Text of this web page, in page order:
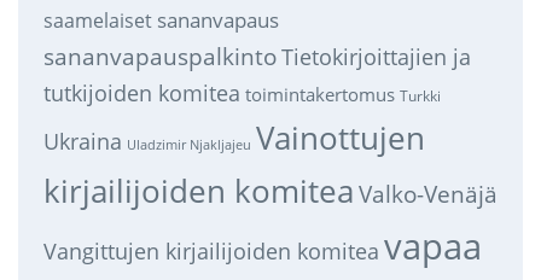
saamelaiset sananvapaus
sananvapauspalkintoTietokirjoittajien ja
tutkijoiden komitea toimintakertomus Turkki
Ukraina Uladzimir Njakljajeu Vainottujen
kirjailijoiden komitea Valko-Venäjä
Vangittujen kirjailijoiden komitea vapaa